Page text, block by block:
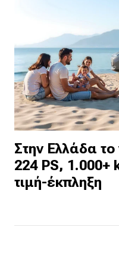
Στην Ελλάδα
224 PS, 1.000+
τιμή-έκπληξη